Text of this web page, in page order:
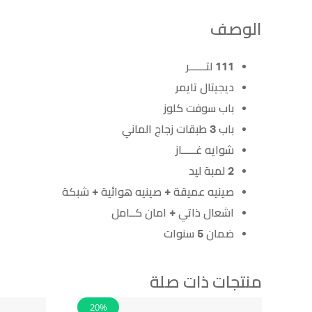
الوصف
111 لتــــــر
ديجيتال تايمر
باب سوفت كلوز
باب 3 طبقات زجاج الماني
شوايه غـــــاز
2 لمبة ليد
صينيه عميقة + صينيه هوائية + شبكة
اشعال ذاتي + امان كــامل
ضمان 5 سنوات
منتجات ذات صلة
20%